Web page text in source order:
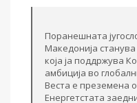
Поранешната
Македонија
која ја поддржува
амбиција во
Веста е преземена
Енергетстата